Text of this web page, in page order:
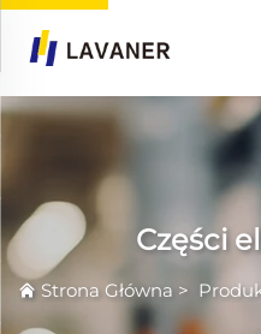
Części
Strona Główna >